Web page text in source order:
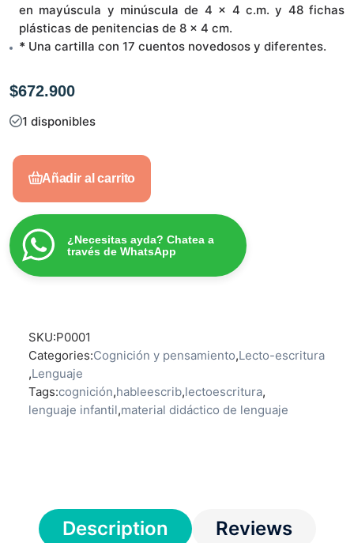
en mayúscula y minúscula de 4 x 4 c.m. y 48 fichas
plásticas de penitencias de 8 x 4 cm.
* Una cartilla con 17 cuentos novedosos y diferentes.
$672.900
1 disponibles
Añadir al carrito
¿Necesitas ayda? Chatea a
través de WhatsApp
SKU:P0001
Categories:Cognición y pensamiento,Lecto-escritura
,Lenguaje
Tags:cognición,hableescrib,lectoescritura,
lenguaje infantil,material didáctico de lenguaje
Description Reviews